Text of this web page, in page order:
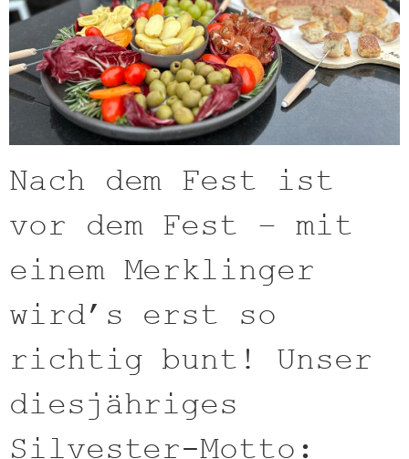
Nach dem Fest ist
vor dem Fest – mit
einem Merklinger
wird’s erst so
richtig bunt! Unser
diesjähriges
Silvester-Motto: